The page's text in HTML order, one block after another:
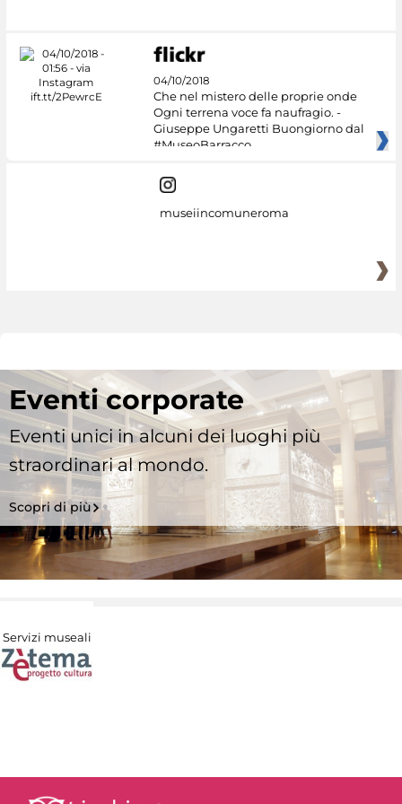
04/10/2018
Che nel mistero delle proprie onde
Ogni terrena voce fa naufragio. -
Giuseppe Ungaretti Buongiorno dal
#MuseoBarracco
museiincomuneroma
Eventi corporate
Eventi unici in alcuni dei luoghi più
straordinari al mondo.
Scopri di più
Servizi museali